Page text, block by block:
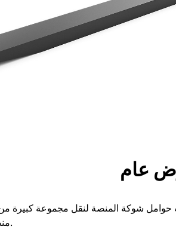
الأدوات
عام
حوامل شوكة المنصة لنقل مجموعة كبيرة
منصات في مواقع التشييد.